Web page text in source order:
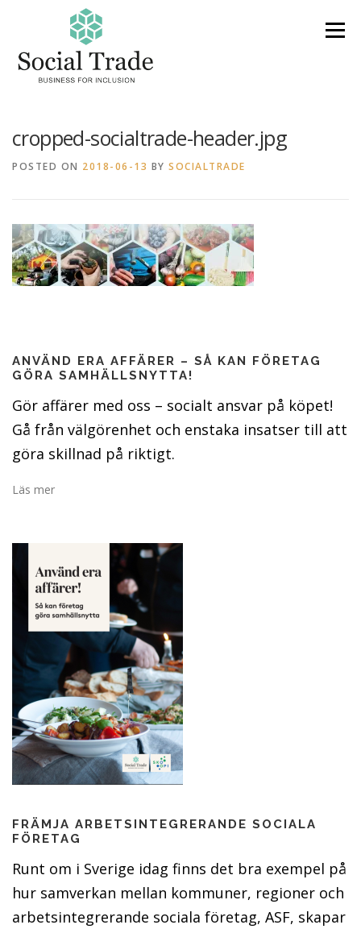
Menu
AKTUELLT PRESENTKORT
cropped-socialtrade-header.jpg
POSTED ON 2018-06-13 BY SOCIALTRADE
ANVÄND ERA AFFÄRER – SÅ KAN FÖRETAG
GÖRA SAMHÄLLSNYTTA!
Gör affärer med oss – socialt ansvar på köpet!
Gå från välgörenhet och enstaka insatser till att
göra skillnad på riktigt.
Läs mer
FRÄMJA ARBETSINTEGRERANDE SOCIALA
FÖRETAG
Runt om i Sverige idag finns det bra exempel på
hur samverkan mellan kommuner, regioner och
arbetsintegrerande sociala företag, ASF, skapar